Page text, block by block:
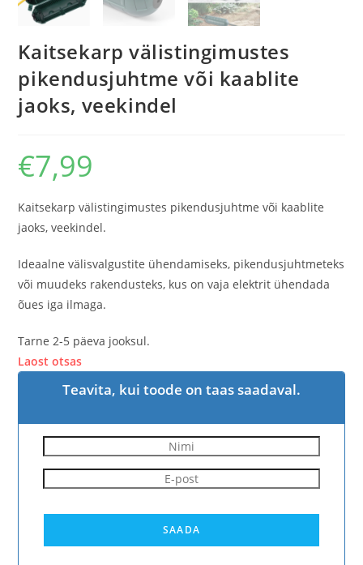
Kaitsekarp välistingimustes
pikendusjuhtme või kaablite
jaoks, veekindel
€7,99
Kaitsekarp välistingimustes pikendusjuhtme või kaablite
jaoks, veekindel.
Ideaalne välisvalgustite ühendamiseks, pikendusjuhtmeteks
või muudeks rakendusteks, kus on vaja elektrit ühendada
õues iga ilmaga.
Tarne 2-5 päeva jooksul.
Laost otsas
Teavita, kui toode on taas saadaval.
SAADA